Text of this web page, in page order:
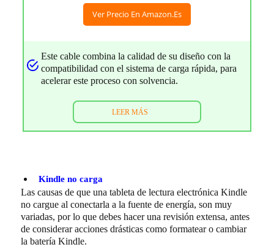
Ver Precio En Amazon.es
Este cable combina la calidad de su diseño con la
compatibilidad con el sistema de carga rápida, para
acelerar este proceso con solvencia.
LEER MÁS
Kindle no carga
Las causas de que una tableta de lectura electrónica Kindle
no cargue al conectarla a la fuente de energía, son muy
variadas, por lo que debes hacer una revisión extensa, antes
de considerar acciones drásticas como formatear o cambiar
la batería Kindle.